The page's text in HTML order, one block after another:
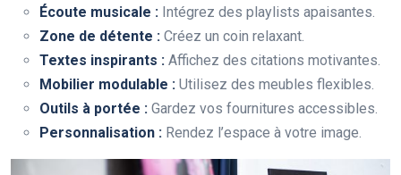
Écoute musicale : Intégrez des playlists apaisantes.
Zone de détente : Créez un coin relaxant.
Textes inspirants : Affichez des citations motivantes.
Mobilier modulable : Utilisez des meubles flexibles.
Outils à portée : Gardez vos fournitures accessibles.
Personnalisation : Rendez l’espace à votre image.